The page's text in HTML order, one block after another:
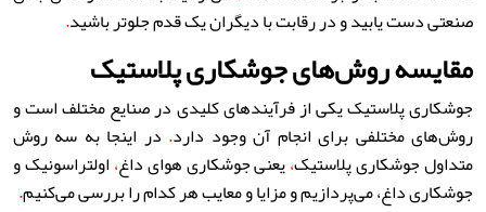
صنعتی دست یابید و در رقابت با دیگران یک قدم جلوتر باشید.
مقایسه روش‌های جوشکاری پلاستیک
جوشکاری پلاستیک یکی از فرآیندهای کلیدی در صنایع مختلف است و
روش‌های مختلفی برای انجام آن وجود دارد. در اینجا به سه روش
متداول جوشکاری پلاستیک،یعنی جوشکاری هوای داغ،اولتراسونیک و
جوشکاری داغ، می‌پردازیم و مزایا و معایب هر کدام را بررسی می‌کنیم.